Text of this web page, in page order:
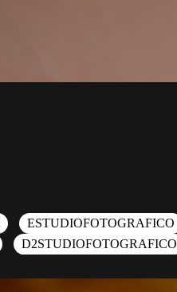
ESTUDIOFOTOGRAFICO
D2STUDIOFOTOGRAFICO